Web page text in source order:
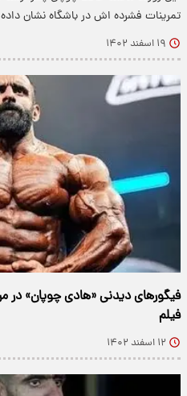
تمرینات فشرده اش در باشگاه نشان
۱۹ اسفند ۱۴۰۲
فیگور‌های دیدنی «هادی چوپان» در
فیلم
۱۲ اسفند ۱۴۰۲